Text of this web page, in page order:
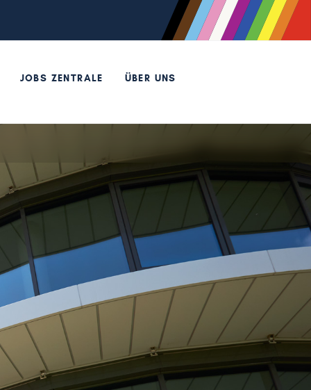
JOBS ZENTRALE ÜBER UNS